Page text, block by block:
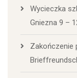
Wycieczka
Gniezna 9 –
Zakończenie